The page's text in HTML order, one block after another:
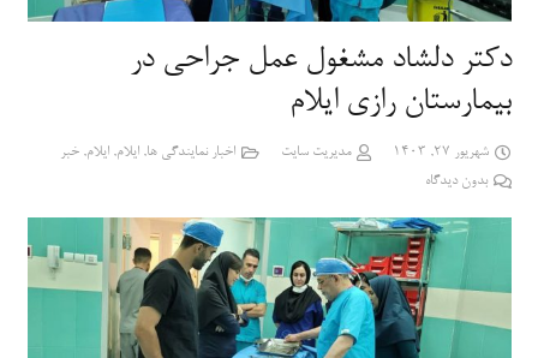
دکتر دلشاد مشغول عمل جراحی در
بیمارستان رازی ایلام
شهریور 27, 1403 مدیریت سایت اخبار نمایندگی ها, ایلام, ایلام, خبر
بدون دیدگاه